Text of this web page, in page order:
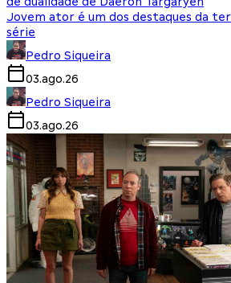
Jovem ator é um dos destaques da
série
Pedro Siqueira
03.ago.26
Pedro Siqueira
03.ago.26